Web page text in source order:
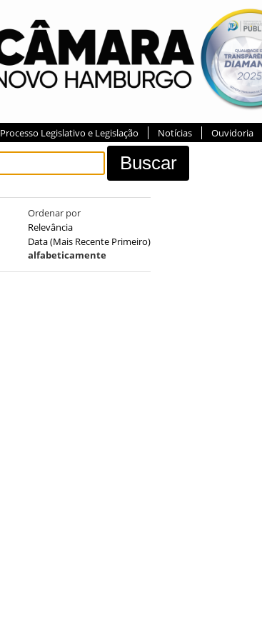
Processo Legislativo e Legislação Notícias Ouvidoria
Ordenar por
Relevância
Data (mais Recente Primeiro)
alfabeticamente